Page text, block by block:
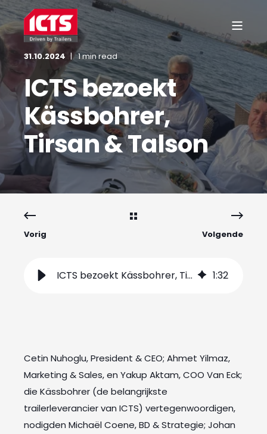
31.10.2024 1 min read
ICTS bezoekt
Kässbohrer,
Tirsan & Talson
Vorig Volgende
ICTS bezoekt Kässbohrer, Tirsan & Talson 1:32
Cetin Nuhoglu, President & CEO; Ahmet Yilmaz,
Marketing & Sales, en Yakup Aktam, COO Van Eck;
die Kässbohrer (de belangrijkste
trailerleverancier van ICTS) vertegenwoordigen,
nodigden Michaël Coene, BD & Strategie; Johan